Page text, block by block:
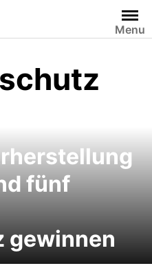
Menu
fünf
gewinnen